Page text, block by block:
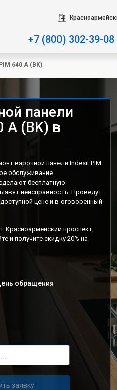
+7 (800) 302-39-08
PIM 640 A (BK)
панели
A (BK) в
варочной панели Indesit PIM
обслуживание.
бесплатную
неисправность. Проведут
цене и в оговоренный
Красноармейский проспект,
и получите скидку 20% на
обращения
заявку